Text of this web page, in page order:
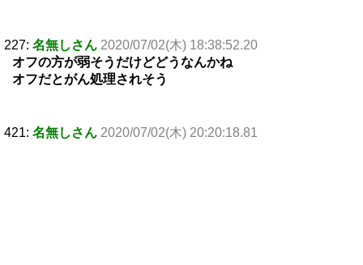
227: 名無しさん 2020/07/02(木) 18:38:52.20
オフの方が弱そうだけどどうなんかね
オフだとがん処理されそう
421: 名無しさん 2020/07/02(木) 20:20:18.81